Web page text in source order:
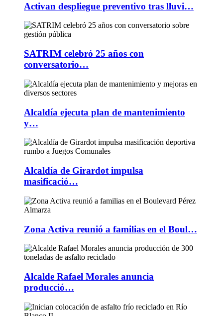
Activan despliegue preventivo tras lluvi…
SATRIM celebró 25 años con
conversatorio…
Alcaldía ejecuta plan de mantenimiento
y…
Alcaldía de Girardot impulsa
masificació…
Zona Activa reunió a familias en el Boul…
Alcalde Rafael Morales anuncia
producció…